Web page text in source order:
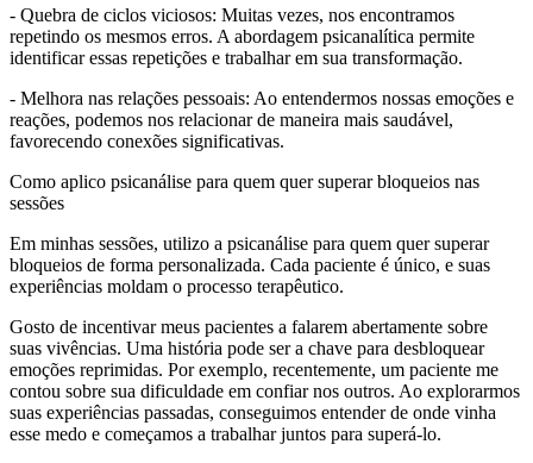
- Quebra de ciclos viciosos: Muitas vezes, nos encontramos
repetindo os mesmos erros. A abordagem psicanalítica permite
identificar essas repetições e trabalhar em sua transformação.
- Melhora nas relações pessoais: Ao entendermos nossas emoções e
reações, podemos nos relacionar de maneira mais saudável,
favorecendo conexões significativas.
Como aplico psicanálise para quem quer superar bloqueios nas
sessões
Em minhas sessões, utilizo a psicanálise para quem quer superar
bloqueios de forma personalizada. Cada paciente é único, e suas
experiências moldam o processo terapêutico.
Gosto de incentivar meus pacientes a falarem abertamente sobre
suas vivências. Uma história pode ser a chave para desbloquear
emoções reprimidas. Por exemplo, recentemente, um paciente me
contou sobre sua dificuldade em confiar nos outros. Ao explorarmos
suas experiências passadas, conseguimos entender de onde vinha
esse medo e começamos a trabalhar juntos para superá-lo.